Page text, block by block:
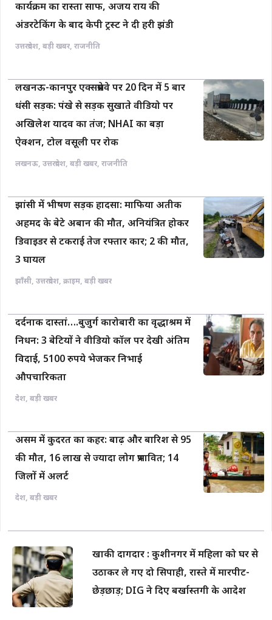
कार्यक्रम का रास्ता साफ, अजय राय की
अंडरटेकिंग के बाद केपी ट्रस्ट ने दी हरी झंडी
उत्तरप्रदेश, बड़ी खबर, राजनीति
लखनऊ-कानपुर एक्सप्रेसवे पर 20 दिन में 5 बार
धंसी सड़क: पंखे से सड़क सुखाते वीडियो पर
अखिलेश यादव का तंज; NHAI का बड़ा
ऐक्शन, टोल वसूली पर रोक
लखनऊ, उत्तरप्रदेश, बड़ी खबर, राजनीति
झांसी में भीषण सड़क हादसा: माफिया अतीक
अहमद के बेटे अबान की मौत, अनियंत्रित होकर
डिवाइडर से टकराई तेज रफ्तार कार; 2 की मौत,
3 घायल
झाँसी, उत्तरप्रदेश, क्राइम, बड़ी खबर
दर्दनाक दास्तां….बुजुर्ग कारोबारी का वृद्धाश्रम में
निधन: 3 बेटियों ने वीडियो कॉल पर देखी अंतिम
विदाई, 5100 रुपये भेजकर निभाई
औपचारिकता
देश, बड़ी खबर
असम में कुदरत का कहर: बाढ़ और बारिश से 95
की मौत, 16 लाख से ज्यादा लोग प्रभावित; 14
जिलों में अलर्ट
देश, बड़ी खबर
खाकी दागदार : कुशीनगर में महिला को घर से
उठाकर ले गए दो सिपाही, रास्ते में मारपीट-
छेड़छाड़; DIG ने दिए बर्खास्तगी के आदेश